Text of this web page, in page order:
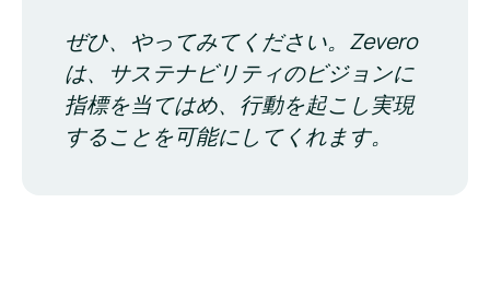
ぜひ、やってみてください。Zevero
は、サステナビリティのビジョンに
指標を当てはめ、行動を起こし実現
することを可能にしてくれます。